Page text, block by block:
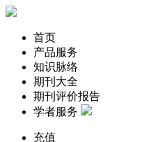
首页
产品服务
知识脉络
期刊大全
期刊评价报告
学者服务
充值